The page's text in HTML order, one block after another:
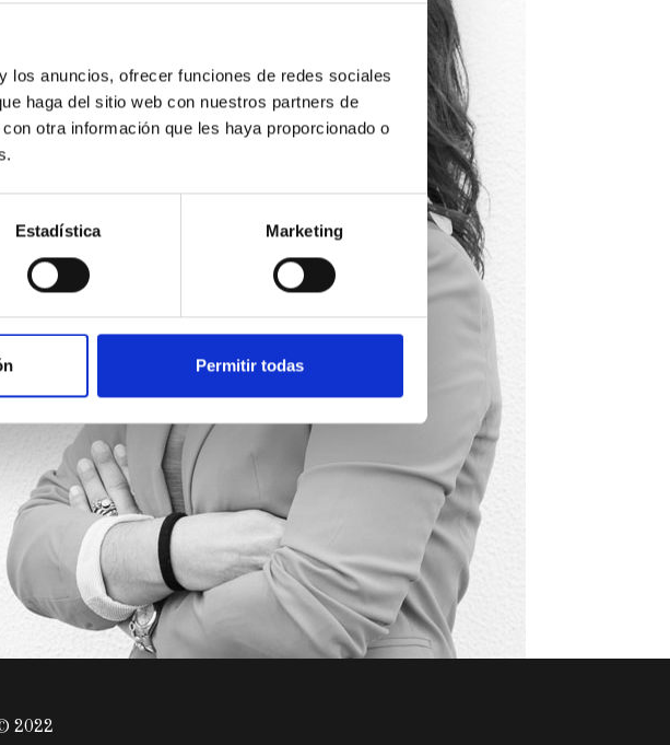
los anuncios, ofrecer funciones de redes sociales
haga del sitio web con nuestros partners de
otra información que les haya proporcionado o
Estadística Marketing
Permitir todas
2022